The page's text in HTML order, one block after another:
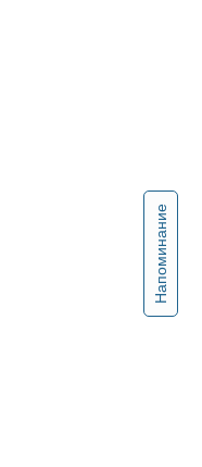
Напоминание